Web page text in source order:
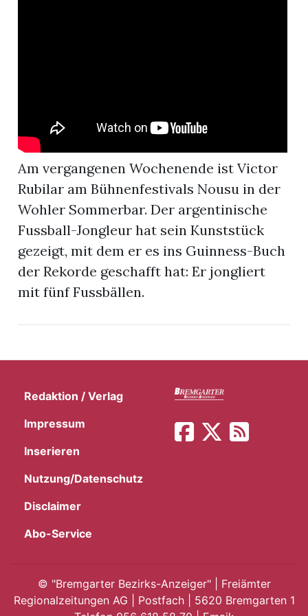
Bremgarten
Am vergangenen Wochenende ist Victor
Rubilar am Bühnenfestivals Nousu in der
Wohler Sommerbar. Der argentinische
Fussball-Jongleur hat sein Kunststück
gezeigt, mit dem er es ins Guinness-Buch
der Rekorde geschafft hat: Er jongliert
mit fünf Fussbällen.
Redaktion / Verlag
Impressum
Inserieren
Nutzung/Datenschutz
Disclaimer
Abo-Service
© "Bremgarter Bezirks-Anzeiger" | Freiämter
Regionalzeitungen AG | Postfach | 5620 Bremgarten 1